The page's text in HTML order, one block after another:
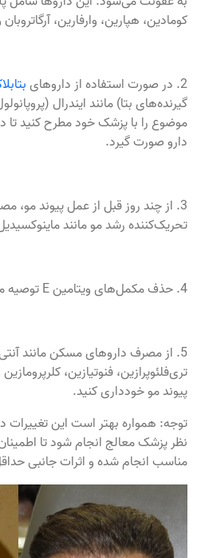
کومادین، هپارین، وارفارین،
2. در صورت استفاده از داروهای
گیرنده‌های بتا) مانند ایندرال
موضوع را با پزشک خود مطرح کنید تا
دارو صورت گیرد.
3. از چند روز قبل از عمل پیوند مو،
تحریک‌کننده رشد مو مانند
4. حذف مکمل‌های ویتامین E توصیه می‌شود.
5. از مصرف داروهای مسکن مانند
تری‌فلئوپرازین، فنوتیازین،
پیوند مو خودداری کنید.
توجه: همواره بهتر است این تغییرات
نظر پزشک معالج انجام شود تا
مناسب انجام شده و اثرات جانبی